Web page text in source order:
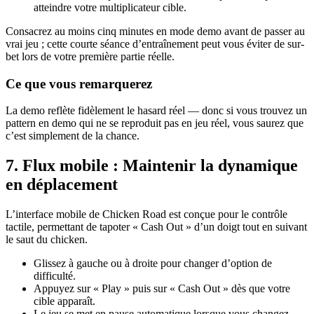
atteindre votre multiplicateur cible.
Consacrez au moins cinq minutes en mode demo avant de passer au
vrai jeu ; cette courte séance d’entraînement peut vous éviter de sur-
bet lors de votre première partie réelle.
Ce que vous remarquerez
La demo reflète fidèlement le hasard réel — donc si vous trouvez un
pattern en demo qui ne se reproduit pas en jeu réel, vous saurez que
c’est simplement de la chance.
7. Flux mobile : Maintenir la dynamique
en déplacement
L’interface mobile de Chicken Road est conçue pour le contrôle
tactile, permettant de tapoter « Cash Out » d’un doigt tout en suivant
le saut du chicken.
Glissez à gauche ou à droite pour changer d’option de
difficulté.
Appuyez sur « Play » puis sur « Cash Out » dès que votre
cible apparaît.